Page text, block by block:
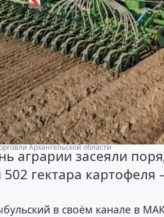
Архангельской области
аграрии засеяли
гектара
в своём канале в